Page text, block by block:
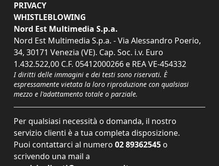
PRIVACY
WHISTLEBLOWING
Nord Est Multimedia S.p.a.
Nord Est Multimedia S.p.a. - Via Alessandro Poerio,
34, 30171 Venezia (VE). Cap. Soc. i.v. Euro
1.432.522,00 C.F. 05412000266 e REA VE-454332
I diritti delle immagini e dei testi sono riservati. È
espressamente vietata la loro riproduzione con qualsiasi
mezzo e l'adattamento totale o parziale.
Per qualsiasi necessità o domanda, il nostro
servizio clienti è a tua completa disposizione.
Puoi contattarci al numero 02 89362545 o
scrivendo una mail a